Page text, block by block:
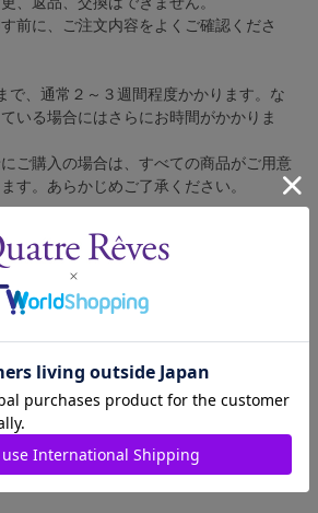
前に、ご注文内容をよくご確認くださ
で、通常２～３週間程度かかります。な
いる場合にはさらにお時間がかかりま
ご購入の場合は、すべての商品がご用意
す。あらかじめご了承ください。
の場合はご入金確認後の製造となりま
しておりません。
ざいましたら、良品と交換いたしますの
スタマーセンターへご連絡ください。